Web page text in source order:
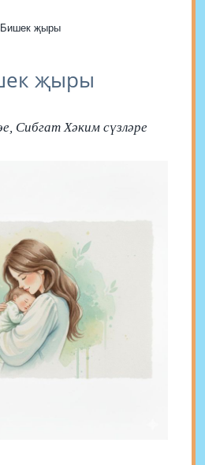
Бишек җыры
җыры
Сибгат Хәким сүзләре